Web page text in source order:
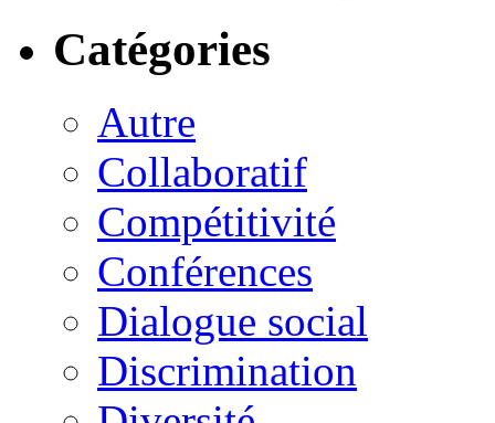
Catégories
Autre
Collaboratif
Compétitivité
Conférences
Dialogue social
Discrimination